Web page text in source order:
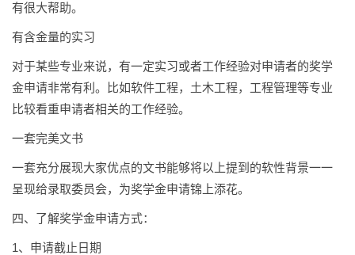
有很大帮助。
有含金量的实习
对于某些专业来说，有一定实习或者工作经验对申请者的奖学
金申请非常有利。比如软件工程，土木工程，工程管理等专业
比较看重申请者相关的工作经验。
一套完美文书
一套充分展现大家优点的文书能够将以上提到的软性背景一一
呈现给录取委员会，为奖学金申请锦上添花。
四、了解奖学金申请方式：
1、申请截止日期